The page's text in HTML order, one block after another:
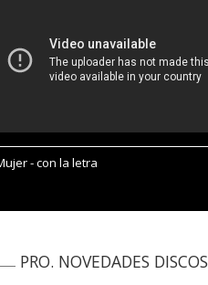
- con la letra
PRO. NOVEDADES DISCOS